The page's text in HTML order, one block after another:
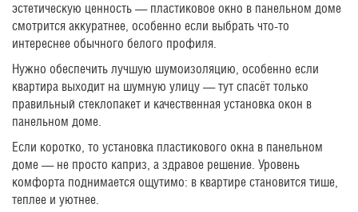
эстетическую ценность — пластиковое окно в панельном доме
смотрится аккуратнее, особенно если выбрать что-то
интереснее обычного белого профиля.
Нужно обеспечить лучшую шумоизоляцию, особенно если
квартира выходит на шумную улицу — тут спасёт только
правильный стеклопакет и качественная установка окон в
панельном доме.
Если коротко, то установка пластикового окна в панельном
доме — не просто каприз, а здравое решение. Уровень
комфорта поднимается ощутимо: в квартире становится тише,
теплее и уютнее.